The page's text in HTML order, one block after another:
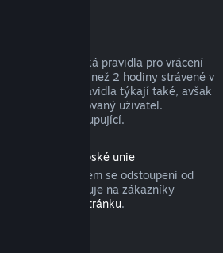
vztahují klasická pravidla pro vrácení
a méně než 2 hodiny strávené v
dárků se tato pravidla týkají také, avšak
zadat obdarovaný uživatel.
získá zpět kupující.
práva Evropské unie
jakým způsobem se odstoupení od
unie vztahuje na zákazníky
tuto stránku.